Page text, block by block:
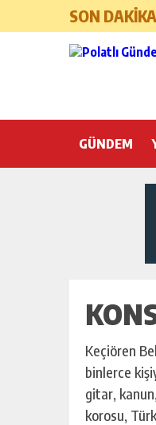
SON DAKİKA
GÜNDEM
Keçiören
binlerce
gitar,
korosu,